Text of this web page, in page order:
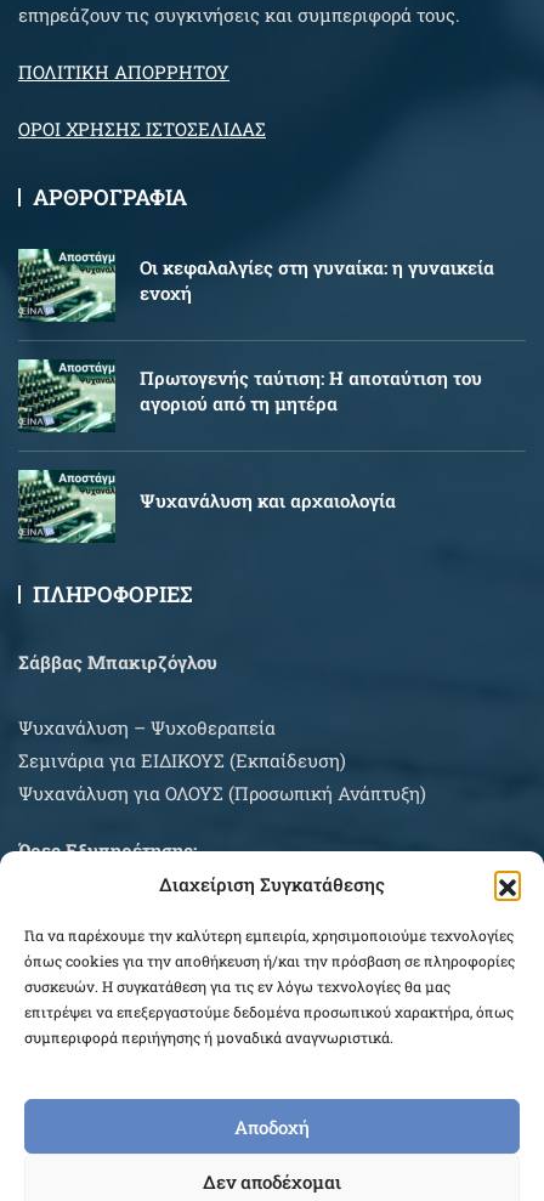
Διαχείριση Συγκατάθεσης
Για να παρέχουμε την καλύτερη εμπειρία, χρησιμοποιούμε τεχνολογίες
όπως cookies για την αποθήκευση ή/και την πρόσβαση σε πληροφορίες
συσκευών. Η συγκατάθεση για τις εν λόγω τεχνολογίες θα μας
επιτρέψει να επεξεργαστούμε δεδομένα προσωπικού χαρακτήρα, όπως
συμπεριφορά περιήγησης ή μοναδικά αναγνωριστικά.
Αποδοχή
Δεν αποδέχομαι
επηρεάζουν τις συγκινήσεις και συμπεριφορά τους.
ΠΟΛΙΤΙΚΗ ΑΠΟΡΡΗΤΟΥ
ΟΡΟΙ ΧΡΗΣΗΣ ΙΣΤΟΣΕΛΙΔΑΣ
ΑΡΘΡΟΓΡΑΦΙΑ
Oι κεφαλαλγίες στη γυναίκα: η γυναικεία
ενοχή
Πρωτογενής ταύτιση: Η αποταύτιση του
αγοριού από τη μητέρα
Ψυχανάλυση και αρχαιολογία
ΠΛΗΡΟΦΟΡΙΕΣ
Σάββας Μπακιρζόγλου
Ψυχανάλυση – Ψυχοθεραπεία
Σεμινάρια για EIΔΙΚΟΥΣ (Εκπαίδευση)
Ψυχανάλυση για ΟΛΟΥΣ (Προσωπική Ανάπτυξη)
Ώρες Εξυπηρέτησης:
ΠΛΗΡΟΦΟΡΙΕΣ ΑΓΟΡΩΝ
COPYRIGHT © 2026 EPEKEINA.GR. DESIGNED BY
WEB_FOR_ALL